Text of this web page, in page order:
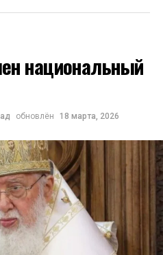
национальный
обновлён
18 марта, 2026